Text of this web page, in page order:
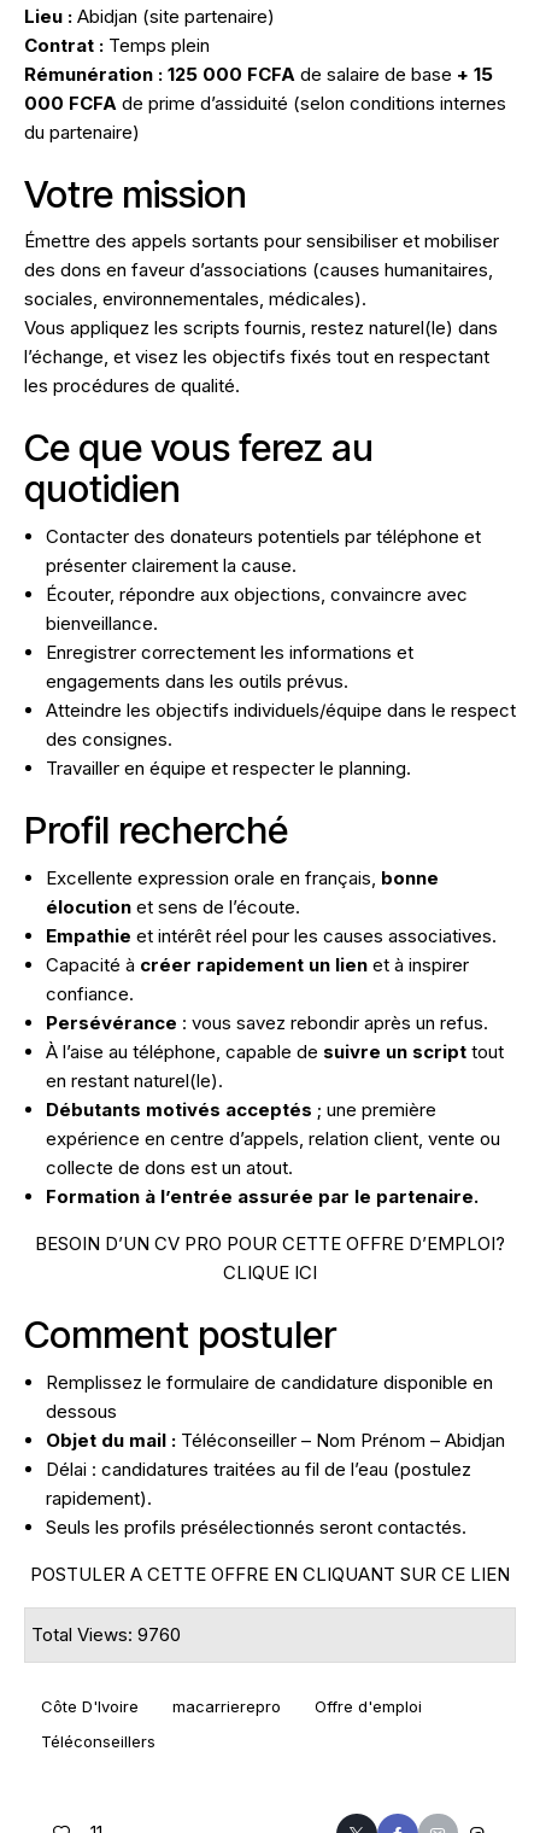
Lieu : Abidjan (site partenaire)
Contrat : Temps plein
Rémunération : 125 000 FCFA de salaire de base + 15
000 FCFA de prime d’assiduité (selon conditions internes
du partenaire)
Votre mission
Émettre des appels sortants pour sensibiliser et mobiliser
des dons en faveur d’associations (causes humanitaires,
sociales, environnementales, médicales).
Vous appliquez les scripts fournis, restez naturel(le) dans
l’échange, et visez les objectifs fixés tout en respectant
les procédures de qualité.
Ce que vous ferez au
quotidien
Contacter des donateurs potentiels par téléphone et
présenter clairement la cause.
Écouter, répondre aux objections, convaincre avec
bienveillance.
Enregistrer correctement les informations et
engagements dans les outils prévus.
Atteindre les objectifs individuels/équipe dans le respect
des consignes.
Travailler en équipe et respecter le planning.
Profil recherché
Excellente expression orale en français, bonne
élocution et sens de l’écoute.
Empathie et intérêt réel pour les causes associatives.
Capacité à créer rapidement un lien et à inspirer
confiance.
Persévérance : vous savez rebondir après un refus.
À l’aise au téléphone, capable de suivre un script tout
en restant naturel(le).
Débutants motivés acceptés ; une première
expérience en centre d’appels, relation client, vente ou
collecte de dons est un atout.
Formation à l’entrée assurée par le partenaire.
BESOIN D’UN CV PRO POUR CETTE OFFRE D’EMPLOI?
CLIQUE ICI
Comment postuler
Remplissez le formulaire de candidature disponible en
dessous
Objet du mail : Téléconseiller – Nom Prénom – Abidjan
Délai : candidatures traitées au fil de l’eau (postulez
rapidement).
Seuls les profils présélectionnés seront contactés.
POSTULER A CETTE OFFRE EN CLIQUANT SUR CE LIEN
Total Views: 9760
Côte D'Ivoire macarrierepro
Offre d'emploi
Téléconseillers